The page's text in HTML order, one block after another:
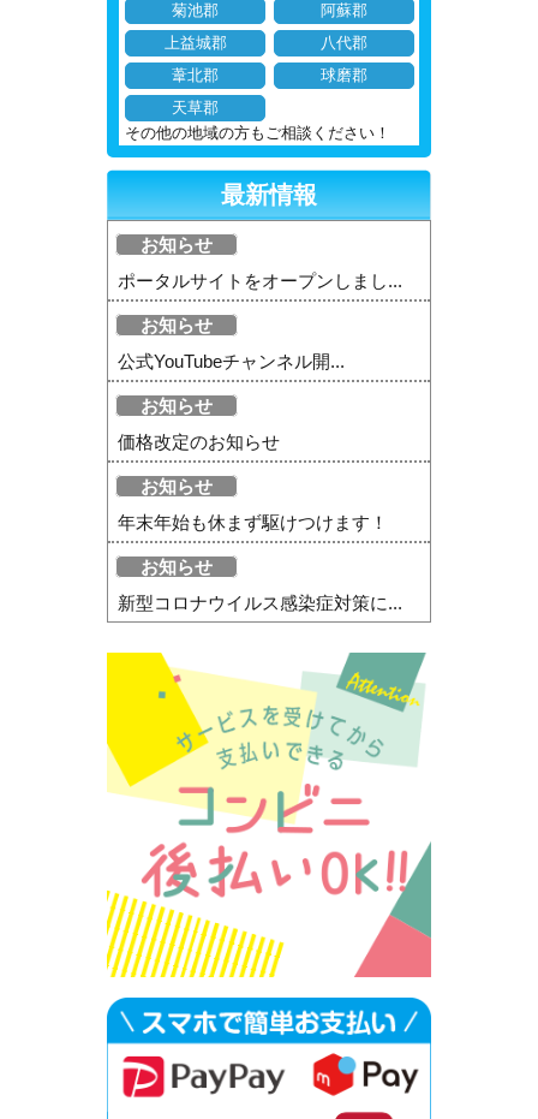
菊池郡
阿蘇郡
上益城郡
八代郡
葦北郡
球磨郡
天草郡
その他の地域の方もご相談ください！
最新情報
お知らせ
ポータルサイトをオープンしまし...
お知らせ
公式YouTubeチャンネル開...
お知らせ
価格改定のお知らせ
お知らせ
年末年始も休まず駆けつけます！
お知らせ
新型コロナウイルス感染症対策に...